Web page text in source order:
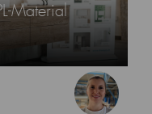
Material